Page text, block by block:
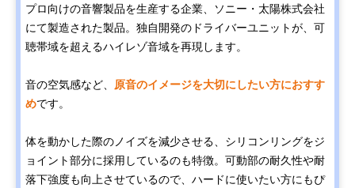
プロ向けの音響製品を生産する企業、ソニー・太陽株式会社
にて製造された製品。独自開発のドライバーユニットが、可
聴帯域を超えるハイレゾ音域を再現します。
音の空気感など、 原音のイメージを大切にしたい方におすす
めです。
体を動かした際のノイズを減少させる、シリコンリングをジ
ョイント部分に採用しているのも特徴。可動部の耐久性や耐
落下強度も向上させているので、ハードに使いたい方にもぴ